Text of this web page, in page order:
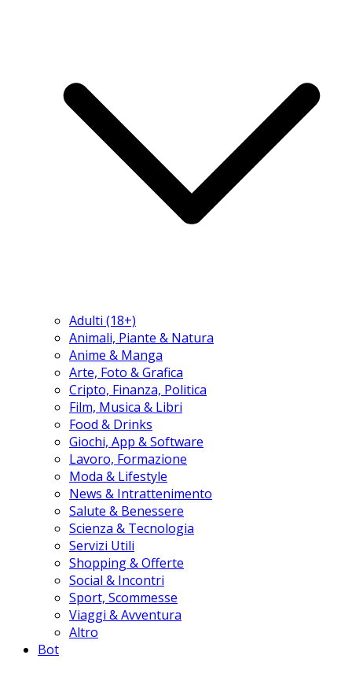
Adulti (18+)
Animali, Piante & Natura
Anime & Manga
Arte, Foto & Grafica
Cripto, Finanza, Politica
Film, Musica & Libri
Food & Drinks
Giochi, App & Software
Lavoro, Formazione
Moda & Lifestyle
News & Intrattenimento
Salute & Benessere
Scienza & Tecnologia
Servizi Utili
Shopping & Offerte
Social & Incontri
Sport, Scommesse
Viaggi & Avventura
Altro
Bot